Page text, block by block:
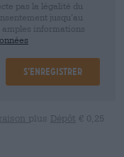
pas la légalité du
jusqu’au
informations
S’enregistrer
plus Dépôt € 0,25